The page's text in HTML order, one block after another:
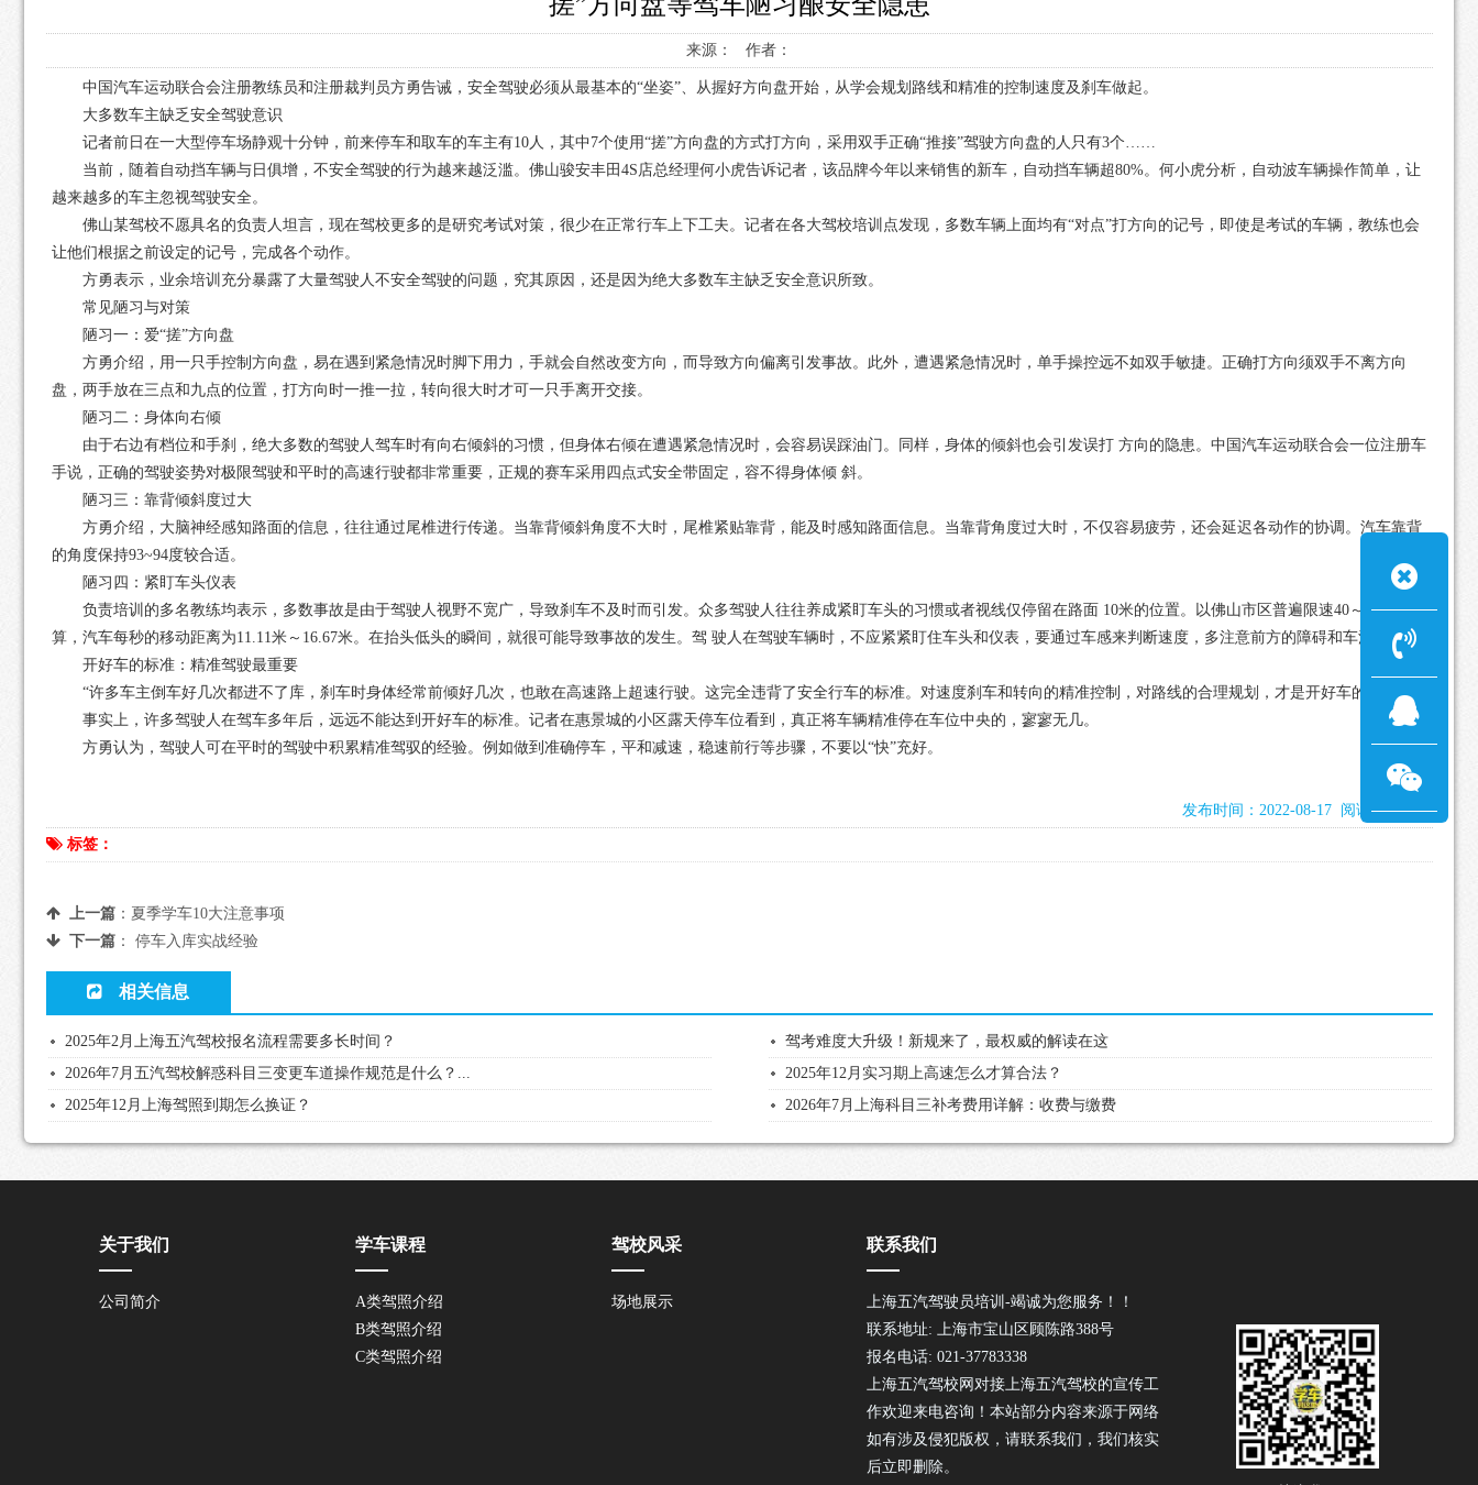
来源： 作者：
中国汽车运动联合会注册教练员和注册裁判员方勇告诫，安全驾驶必须从最基本的“坐姿”、从握好方向盘开始，从学会规划路线和精准的控制速度及刹车做起。
大多数车主缺乏安全驾驶意识
记者前日在一大型停车场静观十分钟，前来停车和取车的车主有10人，其中7个使用“搓”方向盘的方式打方向，采用双手正确“推接”驾驶方向盘的人只有3个……
当前，随着自动挡车辆与日俱增，不安全驾驶的行为越来越泛滥。佛山骏安丰田4S店总经理何小虎告诉记者，该品牌今年以来销售的新车，自动挡车辆超80%。何小虎分析，自动波车辆操作简单，让
越来越多的车主忽视驾驶安全。
佛山某驾校不愿具名的负责人坦言，现在驾校更多的是研究考试对策，很少在正常行车上下工夫。记者在各大驾校培训点发现，多数车辆上面均有“对点”打方向的记号，即使是考试的车辆，教练也会
让他们根据之前设定的记号，完成各个动作。
方勇表示，业余培训充分暴露了大量驾驶人不安全驾驶的问题，究其原因，还是因为绝大多数车主缺乏安全意识所致。
常见陋习与对策
陋习一：爱“搓”方向盘
方勇介绍，用一只手控制方向盘，易在遇到紧急情况时脚下用力，手就会自然改变方向，而导致方向偏离引发事故。此外，遭遇紧急情况时，单手操控远不如双手敏捷。正确打方向须双手不离方向
盘，两手放在三点和九点的位置，打方向时一推一拉，转向很大时才可一只手离开交接。
陋习二：身体向右倾
由于右边有档位和手刹，绝大多数的驾驶人驾车时有向右倾斜的习惯，但身体右倾在遭遇紧急情况时，会容易误踩油门。同样，身体的倾斜也会引发误打 方向的隐患。中国汽车运动联合会一位注册车
手说，正确的驾驶姿势对极限驾驶和平时的高速行驶都非常重要，正规的赛车采用四点式安全带固定，容不得身体倾 斜。
陋习三：靠背倾斜度过大
方勇介绍，大脑神经感知路面的信息，往往通过尾椎进行传递。当靠背倾斜角度不大时，尾椎紧贴靠背，能及时感知路面信息。当靠背角度过大时，不仅容易疲劳，还会延迟各动作的协调。汽车靠背
的角度保持93~94度较合适。
陋习四：紧盯车头仪表
负责培训的多名教练均表示，多数事故是由于驾驶人视野不宽广，导致刹车不及时而引发。众多驾驶人往往养成紧盯车头的习惯或者视线仅停留在路面 10米的位置。以佛山市区普遍限速40～60公里计
算，汽车每秒的移动距离为11.11米～16.67米。在抬头低头的瞬间，就很可能导致事故的发生。驾 驶人在驾驶车辆时，不应紧紧盯住车头和仪表，要通过车感来判断速度，多注意前方的障碍和车流。
开好车的标准：精准驾驶最重要
“许多车主倒车好几次都进不了库，刹车时身体经常前倾好几次，也敢在高速路上超速行驶。这完全违背了安全行车的标准。对速度刹车和转向的精准控制，对路线的合理规划，才是开好车的标准。”
事实上，许多驾驶人在驾车多年后，远远不能达到开好车的标准。记者在惠景城的小区露天停车位看到，真正将车辆精准停在车位中央的，寥寥无几。
方勇认为，驾驶人可在平时的驾驶中积累精准驾驭的经验。例如做到准确停车，平和减速，稳速前行等步骤，不要以“快”充好。
发布时间：2022-08-17 阅读：2274次
标签：
上一篇： 夏季学车10大注意事项
下一篇： 停车入库实战经验
相关信息
2025年2月上海五汽驾校报名流程需要多长时间？
驾考难度大升级！新规来了，最权威的解读在这
2026年7月五汽驾校解惑科目三变更车道操作规范是什么？...
2025年12月实习期上高速怎么才算合法？
2025年12月上海驾照到期怎么换证？
2026年7月上海科目三补考费用详解：收费与缴费
关于我们
公司简介
学车课程
A类驾照介绍
B类驾照介绍
C类驾照介绍
驾校风采
场地展示
联系我们
上海五汽驾驶员培训-竭诚为您服务！！
联系地址: 上海市宝山区顾陈路388号
报名电话: 021-37783338
上海五汽驾校网对接上海五汽驾校的宣传工
作欢迎来电咨询！本站部分内容来源于网络
如有涉及侵犯版权，请联系我们，我们核实
后立即删除。